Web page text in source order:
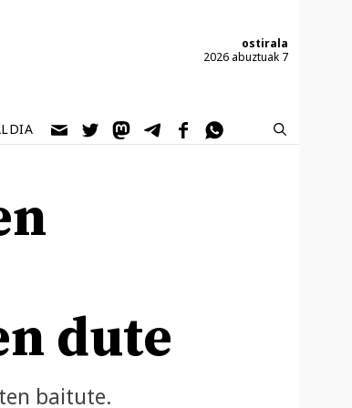
ostirala
2026 abuztuak 7
dute
baitute.